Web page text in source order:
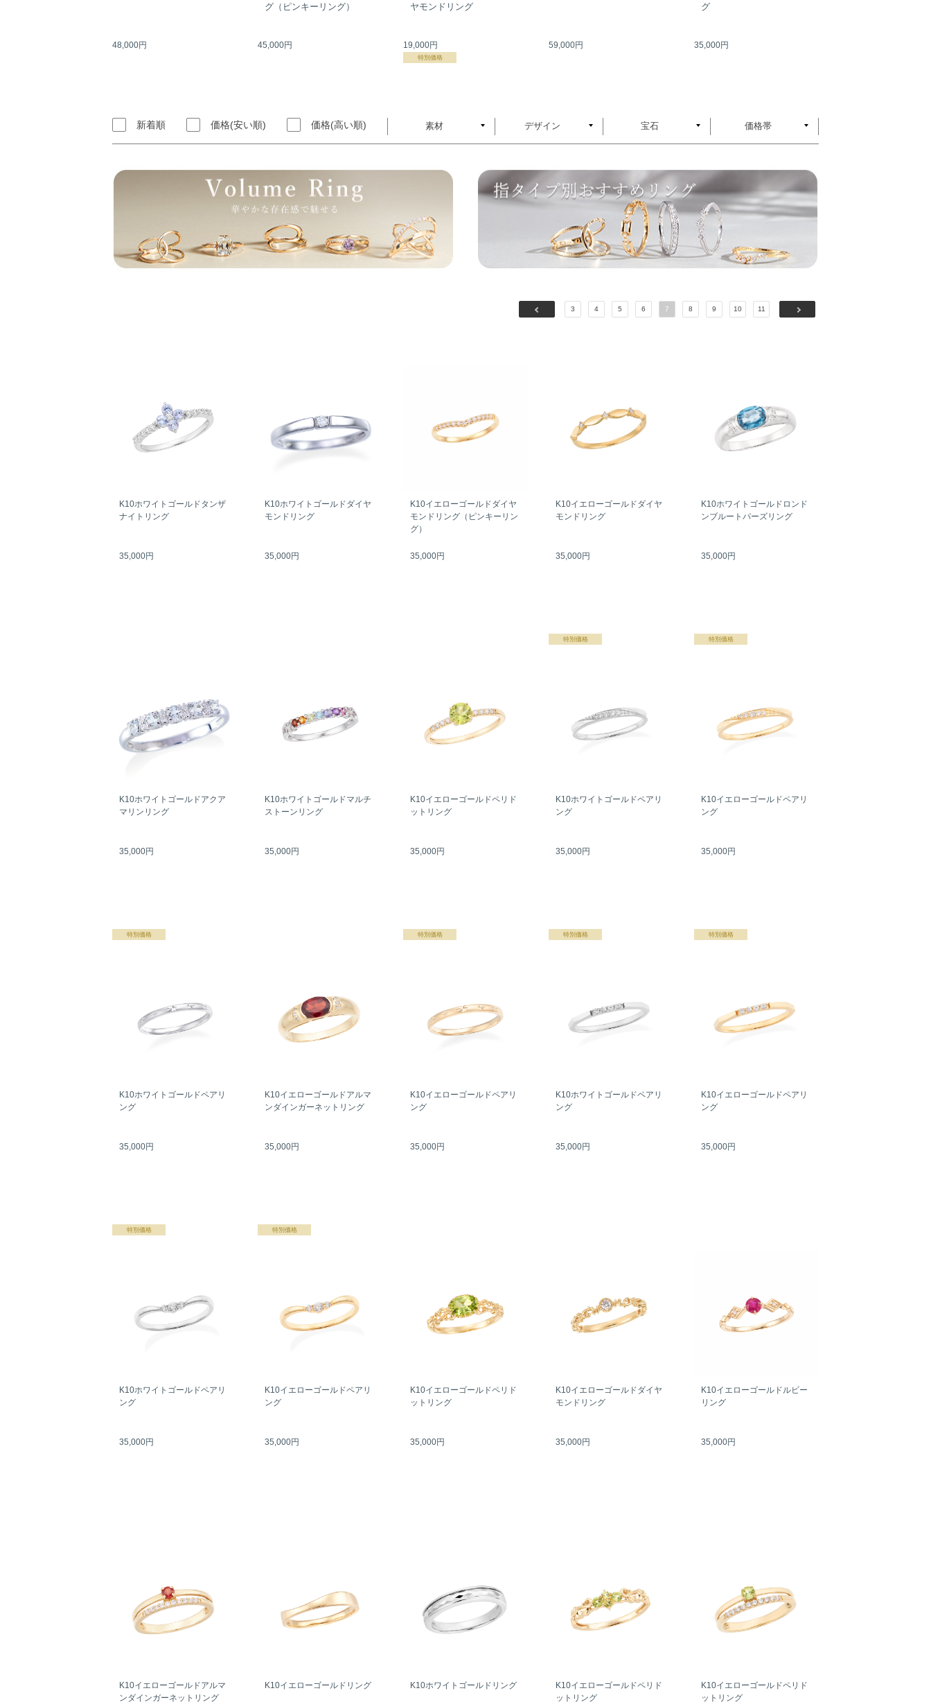
48,000円
グ（ピンキーリング）
45,000円
ヤモンドリング
19,000円
特別価格
59,000円
グ
35,000円
新着順 価格(安い順) 価格(高い順) 素材 デザイン 宝石 価格帯
前 3 4 5 6 7 8 9 10 11 次
K10ホワイトゴールドタンザ
ナイトリング
35,000円
K10ホワイトゴールドダイヤ
モンドリング
35,000円
K10イエローゴールドダイヤ
モンドリング（ピンキーリン
グ）
35,000円
K10イエローゴールドダイヤ
モンドリング
35,000円
K10ホワイトゴールドロンド
ンブルートパーズリング
35,000円
K10ホワイトゴールドアクア
マリンリング
35,000円
K10ホワイトゴールドマルチ
ストーンリング
35,000円
K10イエローゴールドペリド
ットリング
35,000円
特別価格
K10ホワイトゴールドペアリ
ング
35,000円
特別価格
K10イエローゴールドペアリ
ング
35,000円
特別価格
K10ホワイトゴールドペアリ
ング
35,000円
K10イエローゴールドアルマ
ンダインガーネットリング
35,000円
特別価格
K10イエローゴールドペアリ
ング
35,000円
特別価格
K10ホワイトゴールドペアリ
ング
35,000円
特別価格
K10イエローゴールドペアリ
ング
35,000円
特別価格
K10ホワイトゴールドペアリ
ング
35,000円
特別価格
K10イエローゴールドペアリ
ング
35,000円
K10イエローゴールドペリド
ットリング
35,000円
K10イエローゴールドダイヤ
モンドリング
35,000円
K10イエローゴールドルビー
リング
35,000円
K10イエローゴールドアルマ
ンダインガーネットリング
K10イエローゴールドリング K10ホワイトゴールドリング
K10イエローゴールドペリド
ットリング
K10イエローゴールドペリド
ットリング